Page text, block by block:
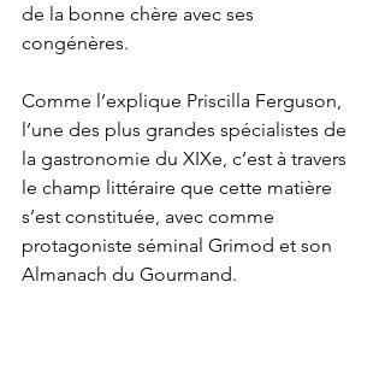
de la bonne chère avec ses
congénères.
Comme l’explique Priscilla Ferguson,
l’une des plus grandes spécialistes de
la gastronomie du XIXe, c’est à travers
le champ littéraire que cette matière
s’est constituée, avec comme
protagoniste séminal Grimod et son
Almanach du Gourmand.